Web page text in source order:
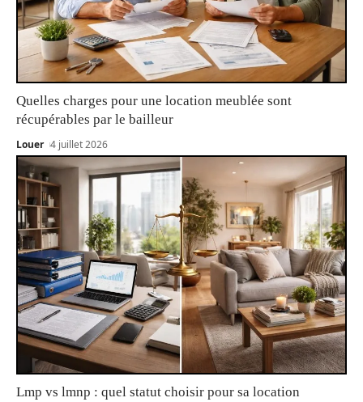
Quelles charges pour une location meublée sont
récupérables par le bailleur
Louer 4 juillet 2026
Lmp vs lmnp : quel statut choisir pour sa location